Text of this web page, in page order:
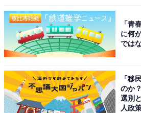
「青
に何
では
「移
のか
選別
人政